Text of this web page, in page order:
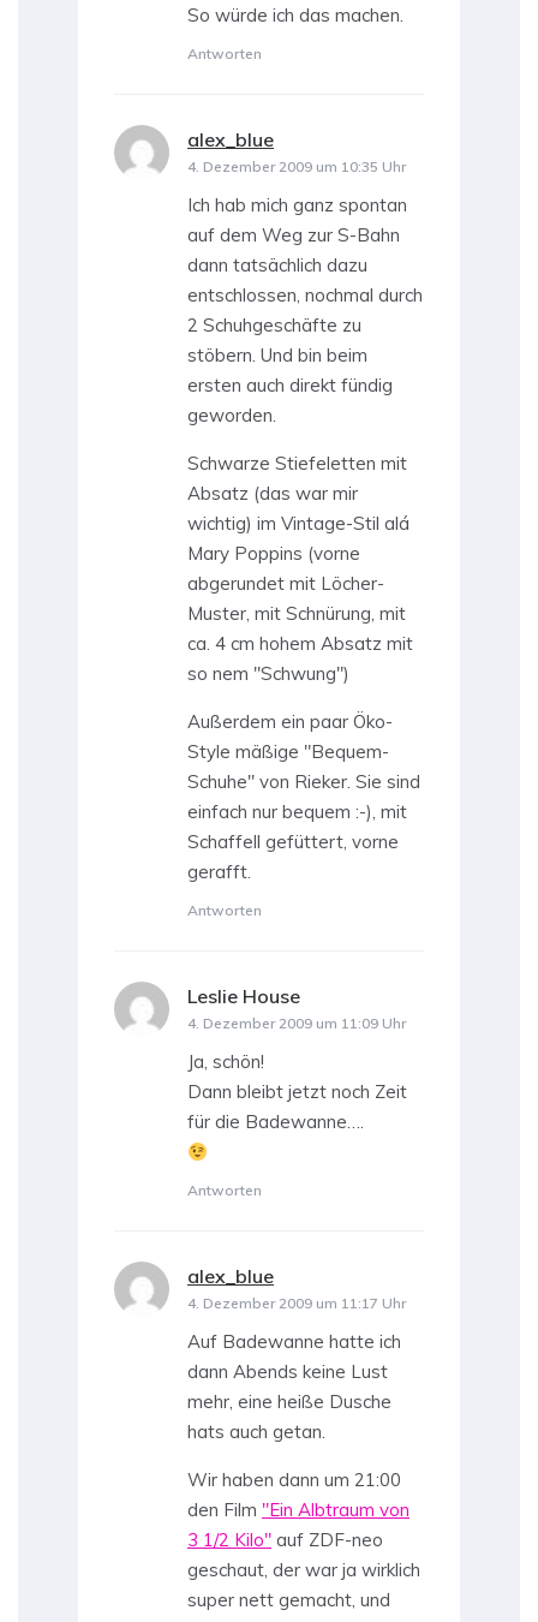
So würde ich das machen.
Antworten
alex_blue
4. Dezember 2009 um 10:35 Uhr
Ich hab mich ganz spontan
auf dem Weg zur S-Bahn
dann tatsächlich dazu
entschlossen, nochmal durch
2 Schuhgeschäfte zu
stöbern. Und bin beim
ersten auch direkt fündig
geworden.
Schwarze Stiefeletten mit
Absatz (das war mir
wichtig) im Vintage-Stil alá
Mary Poppins (vorne
abgerundet mit Löcher-
Muster, mit Schnürung, mit
ca. 4 cm hohem Absatz mit
so nem "Schwung")
Außerdem ein paar Öko-
Style mäßige "Bequem-
Schuhe" von Rieker. Sie sind
einfach nur bequem :-), mit
Schaffell gefüttert, vorne
gerafft.
Antworten
Leslie House
4. Dezember 2009 um 11:09 Uhr
Ja, schön!
Dann bleibt jetzt noch Zeit
für die Badewanne….
Antworten
alex_blue
4. Dezember 2009 um 11:17 Uhr
Auf Badewanne hatte ich
dann Abends keine Lust
mehr, eine heiße Dusche
hats auch getan.
Wir haben dann um 21:00
den Film "Ein Albtraum von
3 1/2 Kilo" auf ZDF-neo
geschaut, der war ja wirklich
super nett gemacht, und